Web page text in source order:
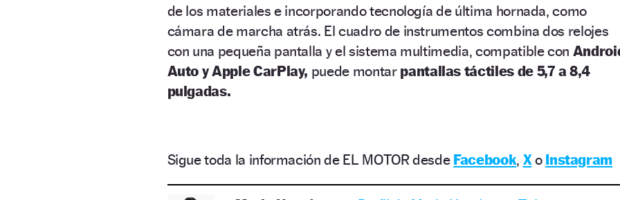
de los materiales e incorporando tecnología de última hornada, como
cámara de marcha atrás. El cuadro de instrumentos combina dos relojes
con una pequeña pantalla y el sistema multimedia, compatible con
Auto y Apple CarPlay, puede montar pantallas táctiles de 5,7 a 8,4
pulgadas.
Sigue toda la información de EL MOTOR desde Facebook, Xo Instagram